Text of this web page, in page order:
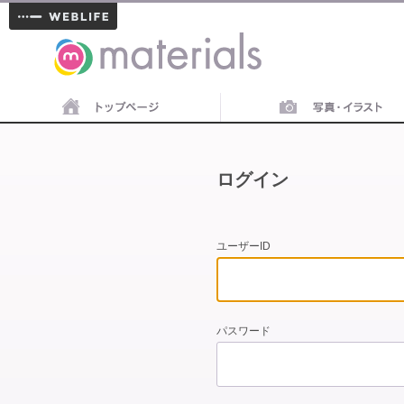
materials
ログイン
ユーザーID
パスワード